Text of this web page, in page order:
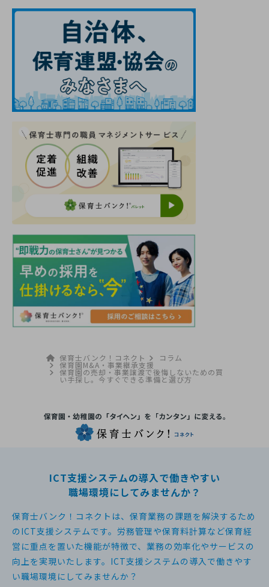
保育士バンク！コネクト コラム
保育園M&A・事業継承支援
保育園の売却・事業譲渡で後悔しないための買
い手探し。今すぐできる準備と選び方
ICT支援システムの導入で働きやすい
職場環境にしてみませんか？
保育士バンク！コネクトは、保育業務の課題を解決するため
のICT支援システムです。 労務管理や保育料計算など保育経
営に重点を置いた機能が特徴で、 業務の効率化やサービスの
向上を実現いたします。 ICT支援システムの導入で働きやす
い職場環境にしてみませんか？